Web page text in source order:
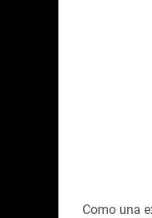
Como una